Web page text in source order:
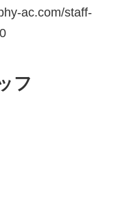
ac.com/staff-
フ